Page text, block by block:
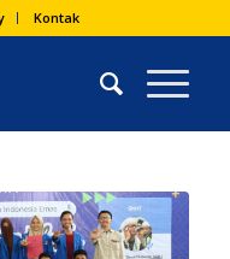
Kontak